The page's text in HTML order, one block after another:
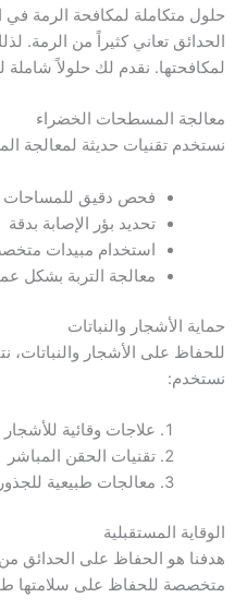
حلول متكاملة لمكافحة الرمة في
الحدائق تعاني كثيراً من الرمة.
لمكافحتها. نقدم لك حلولاً
معالجة المسطحات الخضراء
نستخدم تقنيات حديثة لمعالجة
فحص دقيق للمساحات
تحديد بؤر الإصابة بدقة
استخدام مبيدات
معالجة التربة بشكل
حماية الأشجار والنباتات
للحفاظ على الأشجار والنباتات،
نستخدم:
علاجات وقائية للأشجار
تقنيات الحقن المباشر
معالجات طبيعية للجذور
الوقاية المستقبلية
هدفنا هو الحفاظ على الحدائق
متخصصة للحفاظ على سلامتها